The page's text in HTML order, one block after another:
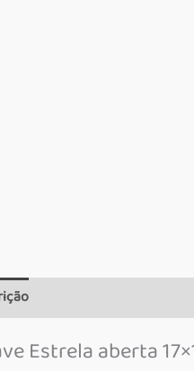
Estrela aberta